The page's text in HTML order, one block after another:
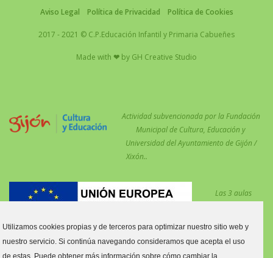
Aviso Legal Política de Privacidad Política de Cookies
2017 - 2021 © C.P.Educación Infantil y Primaria Cabueñes
Made with ❤ by GH Creative Studio
Actividad subvencionada por la Fundación
Municipal de Cultura, Educación y
Universidad del Ayuntamiento de Gijón /
Xixón..
Las 3 aulas
reforzar las
medidas COVID están financiadas por el Fondo Social Europeo.
Utilizamos cookies propias y de terceros para optimizar nuestro sitio web y
nuestro servicio. Si continúa navegando consideramos que acepta el uso